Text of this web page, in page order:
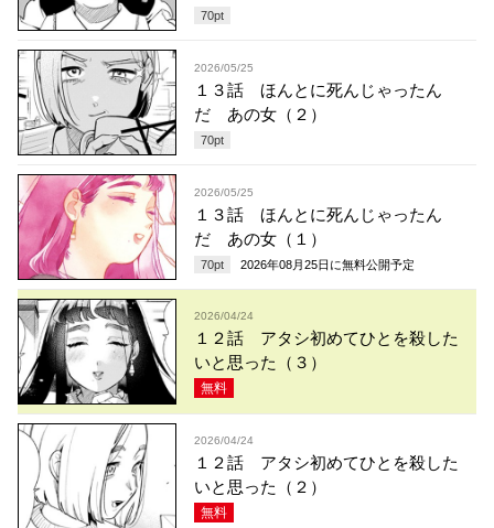
70pt
2026/05/25
１３話 ほんとに死んじゃったん
だ あの女（２）
70pt
2026/05/25
１３話 ほんとに死んじゃったん
だ あの女（１）
70pt 2026年08月25日 に無料公開予定
2026/04/24
１２話 アタシ初めてひとを殺した
いと思った（３）
無料
2026/04/24
１２話 アタシ初めてひとを殺した
いと思った（２）
無料